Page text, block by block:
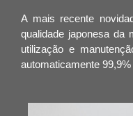
A mais recente
qualidade japonesa da
utilização e
automaticamente